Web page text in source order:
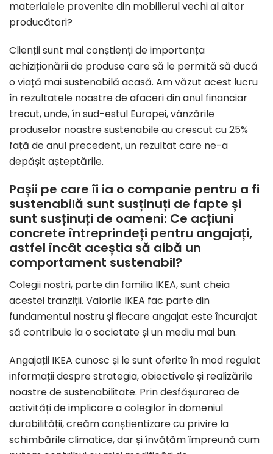
materialele provenite din mobilierul vechi al altor
producători?
Clienții sunt mai conștienți de importanța
achiziționării de produse care să le permită să ducă
o viață mai sustenabilă acasă. Am văzut acest lucru
în rezultatele noastre de afaceri din anul financiar
trecut, unde, în sud-estul Europei, vânzările
produselor noastre sustenabile au crescut cu 25%
față de anul precedent, un rezultat care ne-a
depășit așteptările.
Pașii pe care îi ia o companie pentru a fi
sustenabilă sunt susținuți de fapte și
sunt susținuți de oameni: Ce acțiuni
concrete întreprindeți pentru angajați,
astfel încât aceștia să aibă un
comportament sustenabil?
Colegii noștri, parte din familia IKEA, sunt cheia
acestei tranziții. Valorile IKEA fac parte din
fundamentul nostru și fiecare angajat este încurajat
să contribuie la o societate și un mediu mai bun.
Angajații IKEA cunosc și le sunt oferite în mod regulat
informații despre strategia, obiectivele și realizările
noastre de sustenabilitate. Prin desfășurarea de
activități de implicare a colegilor în domeniul
durabilității, creăm conștientizare cu privire la
schimbările climatice, dar și învățăm împreună cum